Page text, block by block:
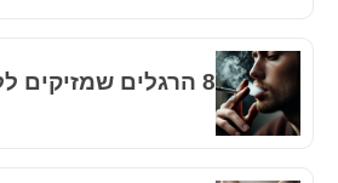
8 הרגלים שמזיקים ללב שלנו